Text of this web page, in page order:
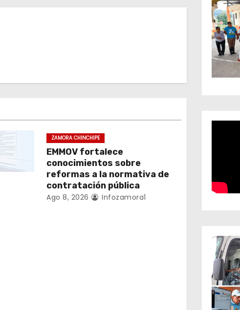
ZAMORA CHINCHIPE
EMMOV fortalece
conocimientos sobre
reformas a la normativa de
contratación pública
Ago 8, 2026 Infozamora1